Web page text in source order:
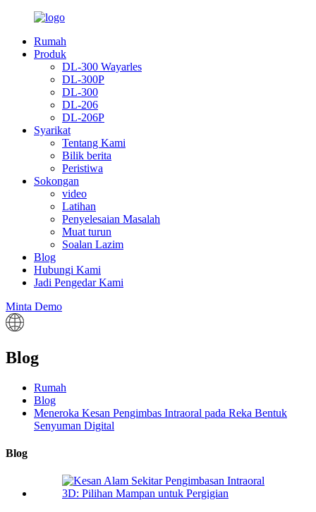
Rumah
Produk
DL-300 Wayarles
DL-300P
DL-300
DL-206
DL-206P
Syarikat
Tentang Kami
Bilik berita
Peristiwa
Sokongan
video
Latihan
Penyelesaian Masalah
Muat turun
Soalan Lazim
Blog
Hubungi Kami
Jadi Pengedar Kami
Minta Demo
Blog
Rumah
Blog
Meneroka Kesan Pengimbas Intraoral pada Reka Bentuk
Senyuman Digital
Blog